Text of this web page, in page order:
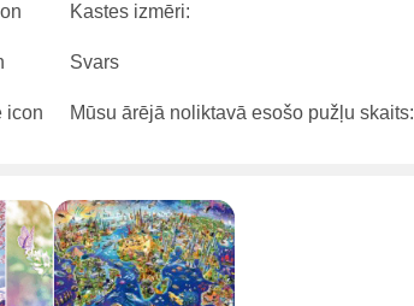
Kastes izmēri:
Svars
Mūsu ārējā noliktavā esošo pužļu skaits: